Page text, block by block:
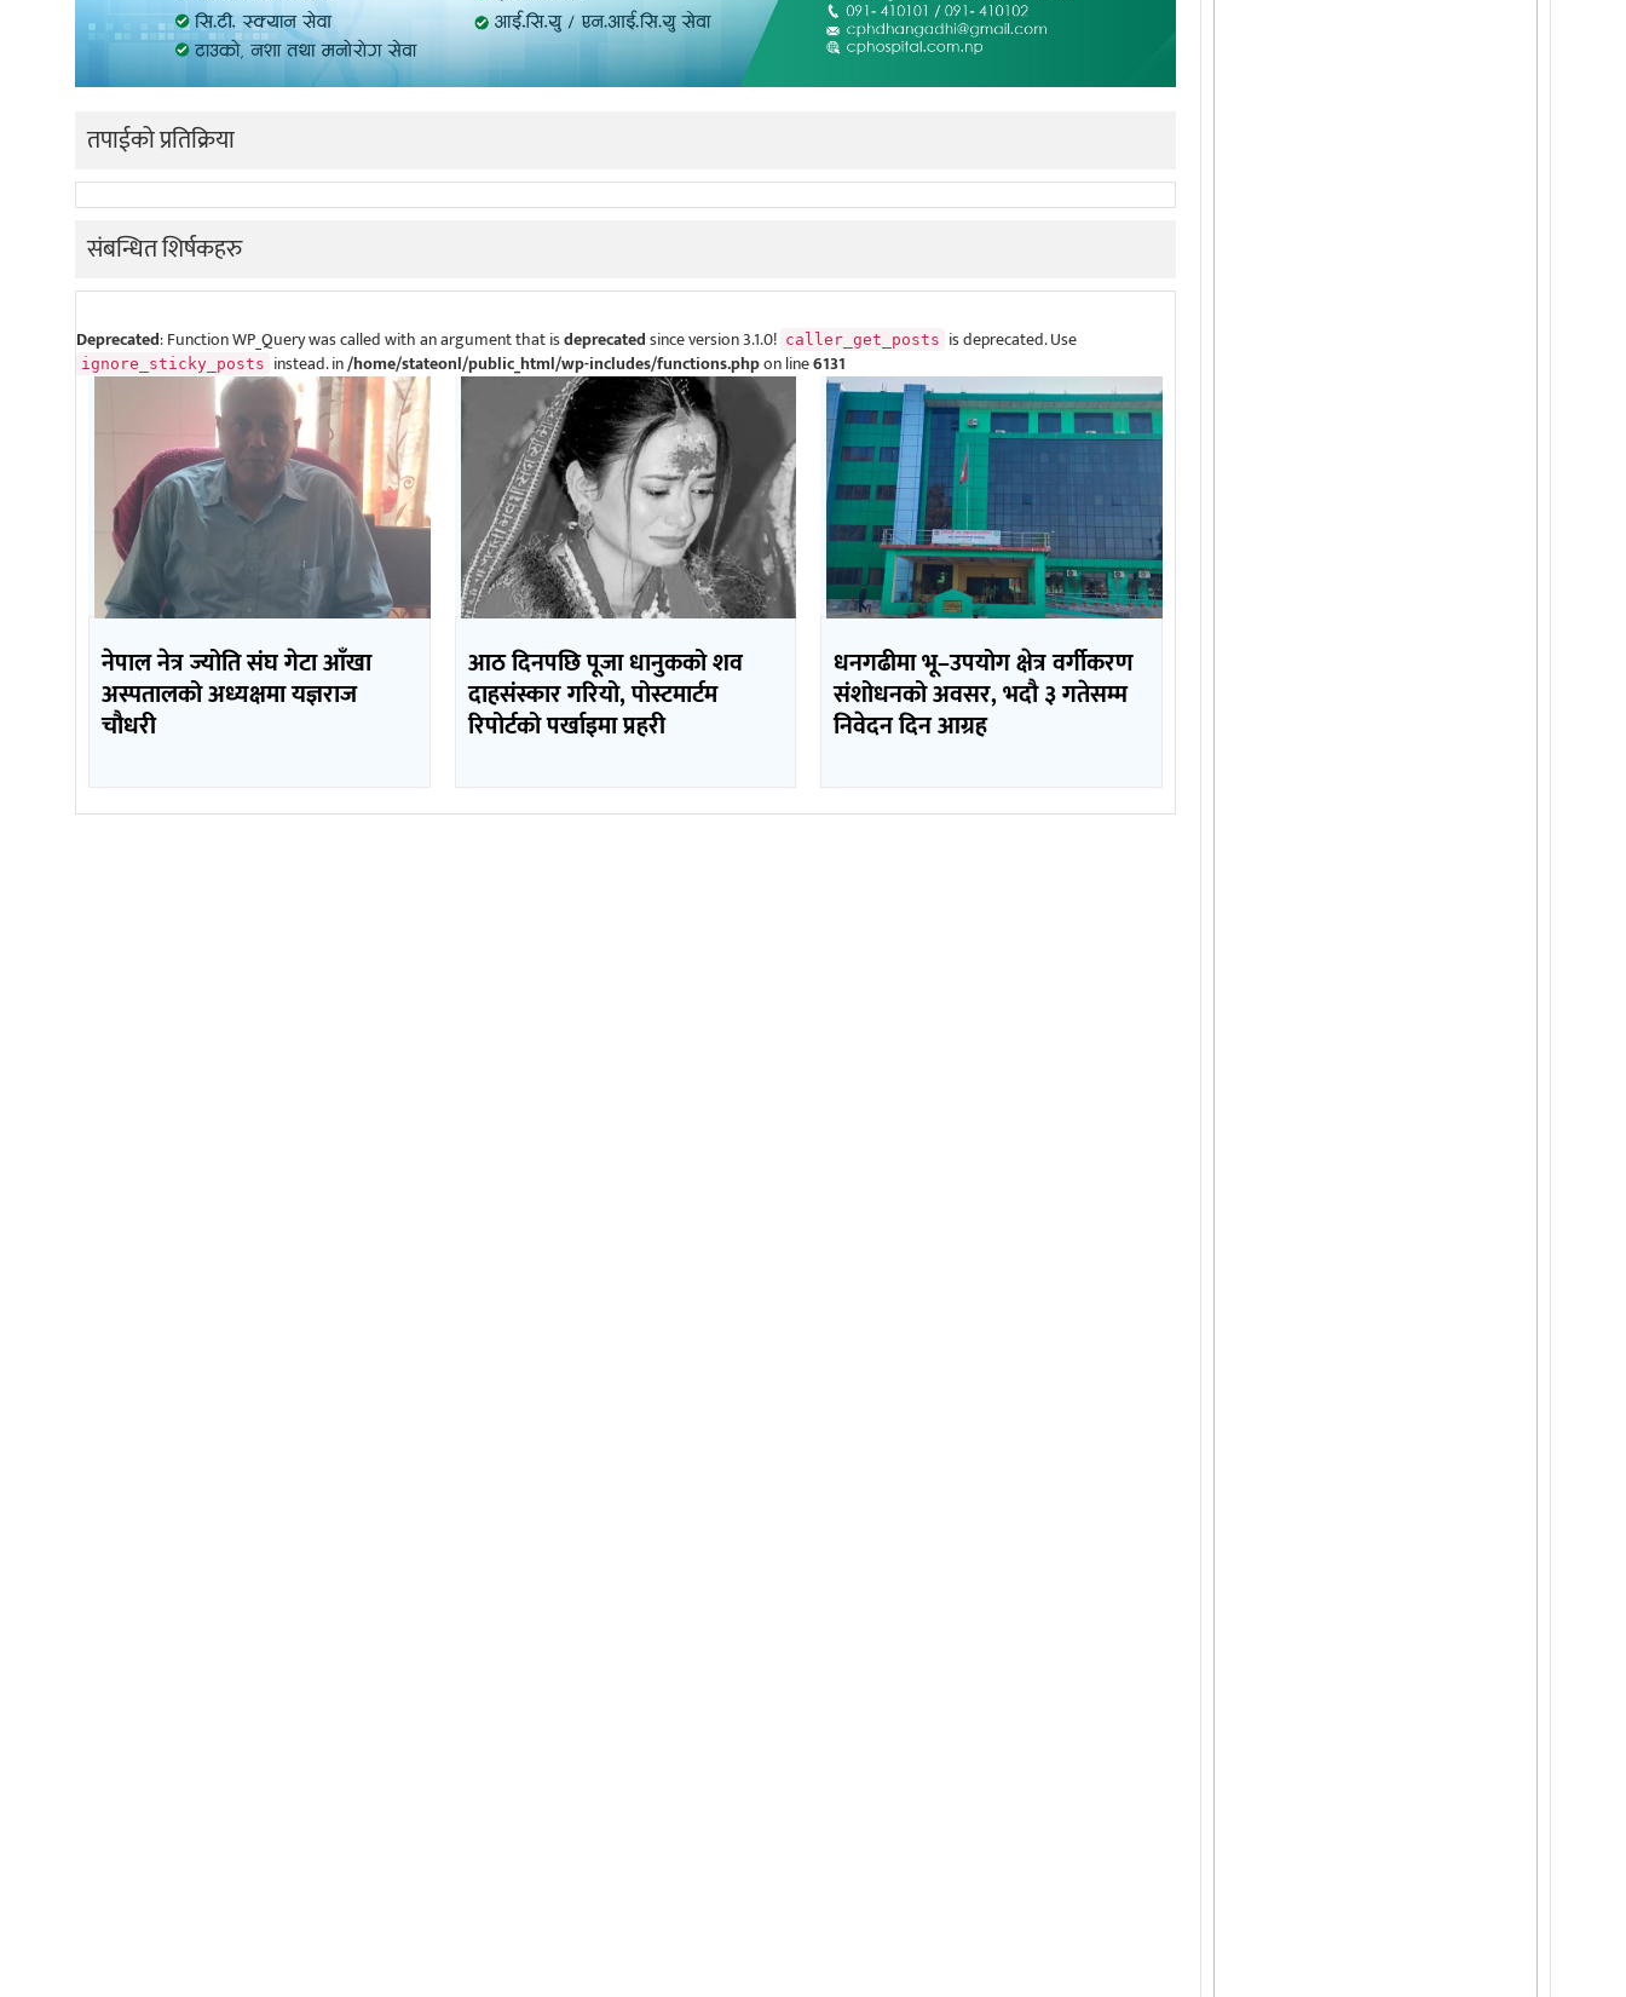
तपाईको प्रतिक्रिया
संबन्धित शिर्षकहरु
Deprecated: Function WP_Query was called with an argument that isdeprecatedsince version 3.1.0! caller_get_posts is deprecated. Use
ignore_sticky_posts instead. in/home/stateonl/public_html/wp-includes/functions.phpon line6131
नेपाल नेत्र ज्योति संघ गेटा आँखा
अस्पतालको अध्यक्षमा यज्ञराज
चौधरी
आठ दिनपछि पूजा धानुकको शव
दाहसंस्कार गरियो, पोस्टमार्टम
रिपोर्टको पर्खाइमा प्रहरी
धनगढीमा भू–उपयोग क्षेत्र वर्गीकरण
संशोधनको अवसर, भदौ ३ गतेसम्म
निवेदन दिन आग्रह